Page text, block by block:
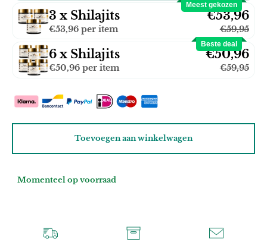
Meest gekozen
3 x Shilajits
€53,96 per item
€53,96
€59,95
Beste deal
6 x Shilajits
€50,96 per item
€50,96
€59,95
Toevoegen aan winkelwagen
Momenteel op voorraad